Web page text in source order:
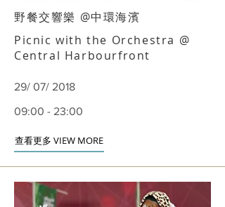
野餐交響樂 @中環海濱
Picnic with the Orchestra @
Central Harbourfront
29/ 07/ 2018
09:00 - 23:00
查看更多 VIEW MORE